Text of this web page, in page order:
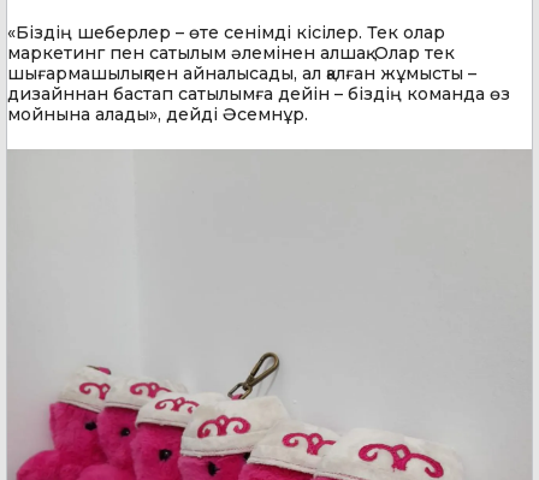
«Біздің шеберлер – өте сенімді кісілер. Тек олар
маркетинг пен сатылым әлемінен алшақ. Олар тек
шығармашылықпен айналысады, ал қалған жұмысты –
дизайннан бастап сатылымға дейін – біздің команда өз
мойнына алады», дейді Әсемнұр.